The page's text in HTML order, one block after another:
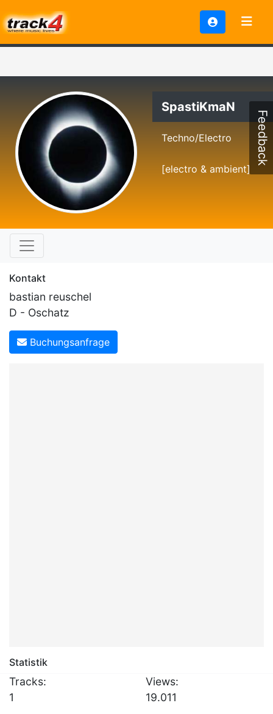
SpastiKmaN
Techno/Electro
[electro & ambient]
Kontakt
bastian reuschel
D - Oschatz
Buchungsanfrage
Statistik
Tracks:
1
Views:
19.011
Feedback